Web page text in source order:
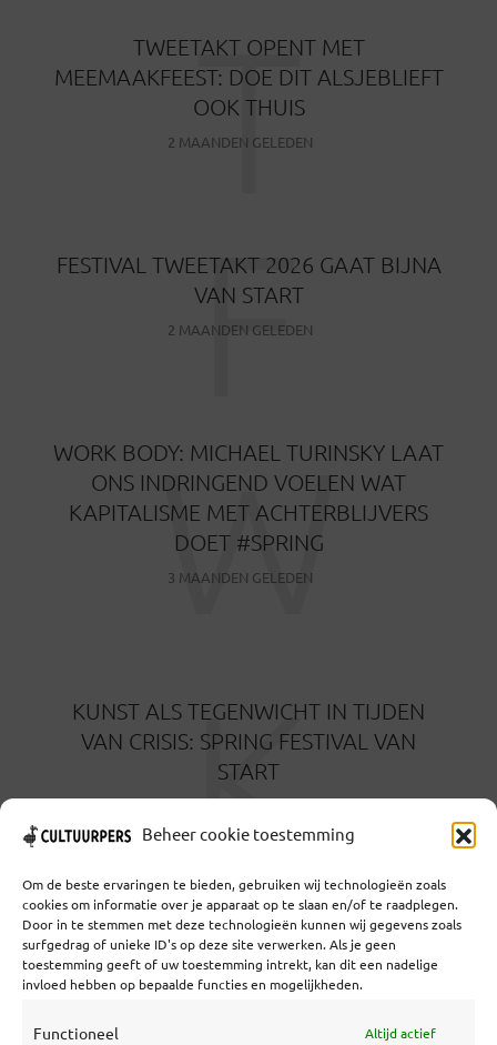
Beheer cookie toestemming
Om de beste ervaringen te bieden, gebruiken wij technologieën zoals
cookies om informatie over je apparaat op te slaan en/of te raadplegen.
Door in te stemmen met deze technologieën kunnen wij gegevens zoals
surfgedrag of unieke ID's op deze site verwerken. Als je geen
toestemming geeft of uw toestemming intrekt, kan dit een nadelige
invloed hebben op bepaalde functies en mogelijkheden.
Functioneel Altijd actief
TWEETAKT OPENT MET
MEEMAAKFEEST: DOE DIT ALSJEBLIEFT
OOK THUIS
2 MAANDEN GELEDEN
T
FESTIVAL TWEETAKT 2026 GAAT BIJNA
VAN START
2 MAANDEN GELEDEN
F
WORK BODY: MICHAEL TURINSKY LAAT
ONS INDRINGEND VOELEN WAT
KAPITALISME MET ACHTERBLIJVERS
DOET #SPRING
3 MAANDEN GELEDEN
W
KUNST ALS TEGENWICHT IN TIJDEN
VAN CRISIS: SPRING FESTIVAL VAN
START
K
Coöperatief Cultureel Persbureau U.A. | Salzburg 29 |
3524KS Utrecht | KvK: 55573592 |Btw: